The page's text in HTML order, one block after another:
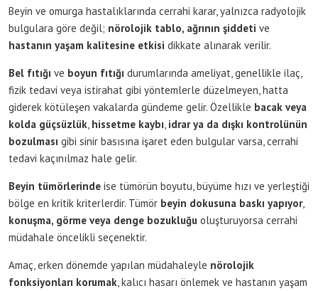
Beyin ve omurga hastalıklarında cerrahi karar, yalnızca radyolojik
bulgulara göre değil; nörolojik tablo, ağrının şiddeti ve
hastanın yaşam kalitesine etkisi dikkate alınarak verilir.
Bel fıtığı ve boyun fıtığı durumlarında ameliyat, genellikle ilaç,
fizik tedavi veya istirahat gibi yöntemlerle düzelmeyen, hatta
giderek kötüleşen vakalarda gündeme gelir. Özellikle bacak veya
kolda güçsüzlük, hissetme kaybı, idrar ya da dışkı kontrolünün
bozulması gibi sinir basısına işaret eden bulgular varsa, cerrahi
tedavi kaçınılmaz hale gelir.
Beyin tümörlerinde ise tümörün boyutu, büyüme hızı ve yerleştiği
bölge en kritik kriterlerdir. Tümör beyin dokusuna baskı yapıyor,
konuşma, görme veya denge bozukluğu oluşturuyorsa cerrahi
müdahale öncelikli seçenektir.
Amaç, erken dönemde yapılan müdahaleyle nörolojik
fonksiyonları korumak, kalıcı hasarı önlemek ve hastanın yaşam